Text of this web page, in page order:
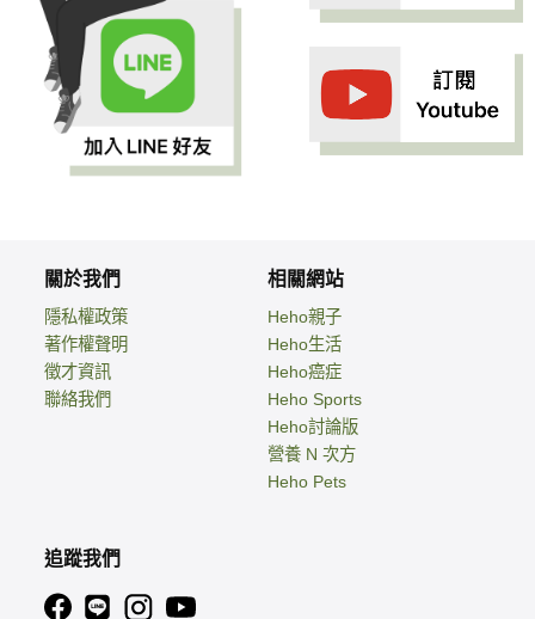
關於我們
隱私權政策
著作權聲明
徵才資訊
聯絡我們
相關網站
Heho親子
Heho生活
Heho癌症
Heho Sports
Heho討論版
營養 N 次方
Heho Pets
追蹤我們